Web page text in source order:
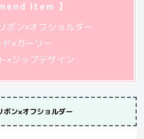
Item 】
ボン×オフショルダー
ド×ガーリー
×ジップデザイン
ボン×オフショルダー